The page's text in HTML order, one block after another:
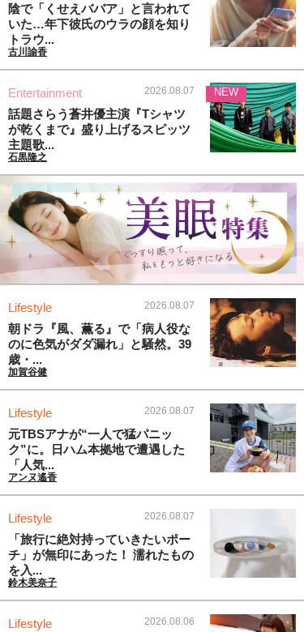
陰で「くせえババア」と言われて
いた…年下彼氏のウラの顔を知り
トラウ...
古川諭香
Entertainment 2026.08.07
話題さらう蒼井優主演『Tシャツ
が乾くまで』盛り上げるスピッツ
主題歌...
石黒隆之
NEW
Lifestyle 2026.08.07
朝ドラ『風、薫る』で「病人役な
のに色気がダダ漏れ」と騒然。39
歳・...
加賀谷健
Lifestyle 2026.08.07
元TBSアナが“一人で猛パニッ
ク”に。日ハム本拠地で遭遇した
「人気...
アンヌ遙香
Lifestyle 2026.08.07
「旅行に絶対持っていきたいポー
チ」が無印にあった！ 濡れたもの
を入...
鈴木美奈子
Lifestyle 2026.08.06